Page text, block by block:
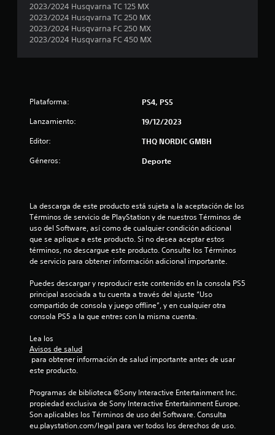
a
a
l
i
f
i
c
c
o
n
2023/2024 Husqvarna TC 125 MX
2023/2024 Husqvarna TC 250 MX
2023/2024 Husqvarna FC 250 MX
2023/2024 Husqvarna FC 450 MX
Plataforma: PS4, PS5
Lanzamiento: 19/12/2023
Editor: THQ NORDIC GMBH
Géneros: Deporte
La descarga de este producto está sujeta a la aceptación de los
Términos de servicio de PlayStation y de nuestros Términos de
uso del Software, así como de cualquier condición adicional
que se aplique a este producto. Si no desea aceptar estos
términos, no descargue este producto. Consulte los Términos
de servicio para obtener información adicional importante.
Puedes descargar y reproducir este contenido en la consola PS5
principal asociada a tu cuenta a través del ajuste “Uso
compartido de consola y juego offline”, y en cualquier otra
consola PS5 a la que entres con la misma cuenta.
Lea los
Avisos de salud
este producto.
Programas de biblioteca ©Sony Interactive Entertainment Inc.
propiedad exclusiva de Sony Interactive Entertainment Europe.
Son aplicables los Términos de uso del Software. Consulta
eu.playstation.com/legal para ver todos los derechos de uso.